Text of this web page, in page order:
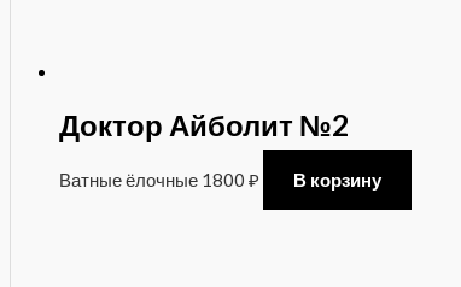
Доктор Айболит №2
Ватные ёлочные 1800 ₽ В корзину